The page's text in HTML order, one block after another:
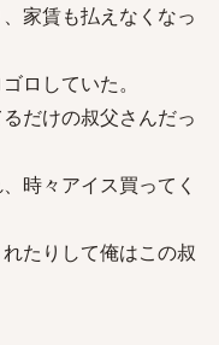
家賃も払えなくなっ
ロしていた。
だけの叔父さんだっ
時々アイス買ってく
たりして俺はこの叔